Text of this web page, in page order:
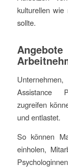
kulturellen wie
sollte.
Assistance
zugreifen
und entlastet.
So können
einholen,